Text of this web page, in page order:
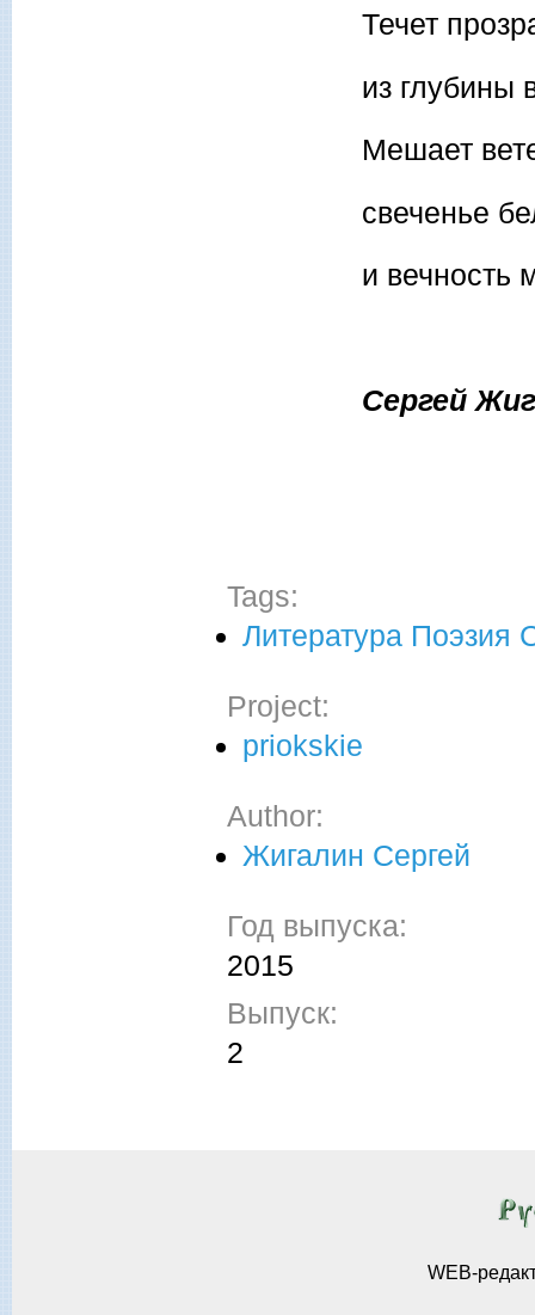
Течет
из глубины
Мешает
свеченье
и вечность
Сергей
Tags:
Литература Поэзия
Project:
priokskie
Author:
Жигалин Сергей
Год выпуска:
2015
Выпуск:
2
WEB-